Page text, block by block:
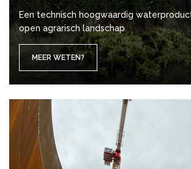
Een technisch hoogwaardig
open agrarisch landschap
MEER WETEN?